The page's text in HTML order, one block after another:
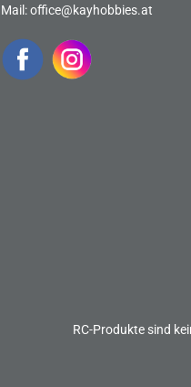
Mail:office@kayhobbies.at
RC-Produkte sind